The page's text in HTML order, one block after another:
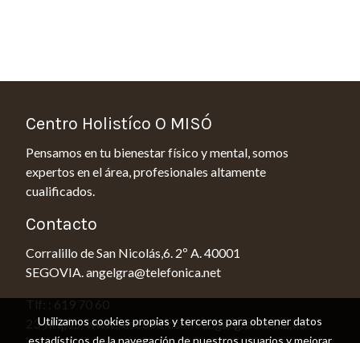
Centro Holistíco O MISÓ
Pensamos en tu bienestar físico y mental, somos
expertos en el área, profesionales altamente
cualificados.
Contacto
Corralillo de San Nicolás,6. 2º A. 40001
SEGOVIA. angelgra@telefonica.net
23 https://www.facebook.com/angel.graciaruiz.73
Utilizamos cookies propias y terceros para obtener datos
estadísticos de la navegación de nuestros usuarios y mejorar